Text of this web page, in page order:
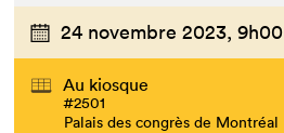
24 novembre 2023, 9h00
Au kiosque
#2501
Palais des congrès de Montréal